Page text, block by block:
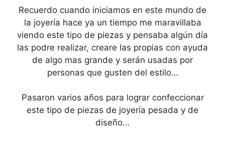
Recuerdo cuando iniciamos en este mundo de
la joyería hace ya un tiempo me maravillaba
viendo este tipo de piezas y pensaba algún día
las podre realizar, creare las propias con ayuda
de algo mas grande y serán usadas por
personas que gusten del estilo…
Pasaron varios años para lograr confeccionar
este tipo de piezas de joyería pesada y de
diseño…